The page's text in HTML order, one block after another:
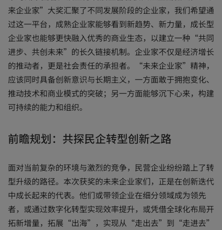
来企业家”大奖汇聚了不同发展阶段的企业家，我们希望通
过这一平台，成熟企业家能够看到新趋势、新力量，成长型
企业家也能够更快融入优秀的商业生态，以建立一种“共同
进步、共创未来”的长久链接机制。企业家不仅是经济增长
的推动者，更是社会责任的承担者。“未来企业家”精神，
应该同时具备创新意识与长期主义，一方面敢于拥抱变化、
推动技术和商业模式的突破；另一方面能够沉下心来，构建
可持续的能力和组织。
前瞻规划：共探民企转型创新之路
面对当前复杂的环境与激烈的竞争，民营企业纷纷踏上了转
型升级的路径。本次获奖的未来企业家们，正是在创新迭代
中成长起来的代表。他们或带领企业在细分领域成为领先
者，或通过数字化转型实现效率提升，或凭借全球化布局开
拓新增量，拓展“出海”，实现从“走出去”到“走进去”